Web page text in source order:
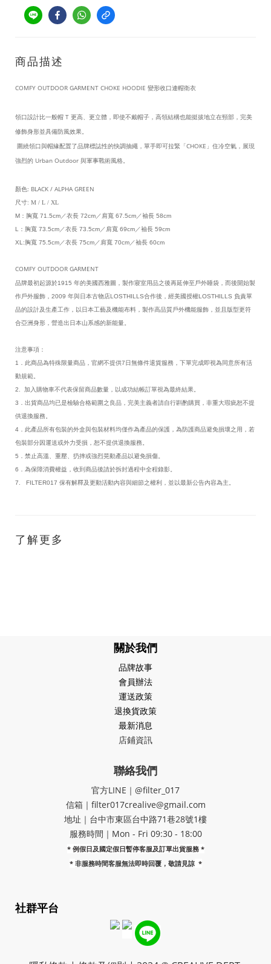
商品描述
COMFY OUTDOOR GARMENT CHOKE HOODIE 變形收口連帽衛衣
領口設計比一般帽 T 更高、更立體，即使不戴帽子，高領結構也能挺拔地立在頸部，完美
修飾身形並具備防風效果。
圍繞領口與帽緣配置了品牌標誌性的快調抽繩，單手即可拉緊「CHOKE」住冷空氣，展現
強烈的 Urban Outdoor 與軍事戰術風格。
顏色: BLACK / ALPHA GREEN
尺寸: M / L / XL
M：胸寬 71.5cm／衣長 72cm／肩寬 67.5cm／袖長 58cm
L：胸寬 73.5cm／衣長 73.5cm／肩寬 69cm／袖長 59cm
XL:胸寬 75.5cm／衣長 75cm／肩寬 70cm／袖長 60cm
COMFY OUTDOOR GARMENT
品牌最初起源於1915 年的美國西雅圖，製作寢室用品之後再延伸至戶外睡袋，而後開始製
作戶外服飾， 2009 年與日本古物店LOSTHILLS合作後，經美國授權LOSTHILLS 負責單
品的設計及生產工作，以日本工藝及機能布料，製作高品質戶外機能服飾，並且版型更符
合亞洲身形，營造出日本山系感的新能量。
注意事項：
1．此商品為特殊限量商品，官網不提供7日無條件退貨服務，下單完成即視為同意所有活
動規範。
2. 加入購物車不代表保留商品數量，以成功結帳訂單視為最終結果。
3．出貨商品均已是檢驗合格範圍之良品，完美主義者請自行斟酌購買，非重大瑕疵恕不提
供退換服務。
4．此產品所有包裝的外盒與包裝材料均僅作為產品的保護，為防護商品避免損壞之用，若
包裝部分因運送或外力受損，恕不提供退換服務。
5．禁止高溫、重壓、扔摔或強烈晃動產品以避免損傷。
6．為保障消費權益，收到商品後請於拆封過程中全程錄影。
7. FILTER017 保有解釋及更動活動內容與細節之權利，並以最新公告內容為主。
了解更多
關於我們
品牌故事
會員辦法
運送政策
退換貨政策
最新消息
店鋪資訊
聯絡我們
官方LINE｜@filter_017
信箱｜filter017crealive@gmail.com
地址｜​台中市東區台中路71巷28號1樓
服務時間｜Mon - Fri 09:30 - 18:00
* 例假日及國定假日暫停客服及訂單出貨服務 *
* 非服務時間客服無法即時回覆，敬請見諒 *
社群平台